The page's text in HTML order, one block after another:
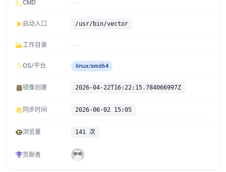
CMD
启动入口 /usr/bin/vector
工作目录
OS/平台 linux/amd64
镜像创建 2026-04-22T16:22:15.784066997Z
同步时间 2026-06-02 15:05
浏览量 141 次
贡献者